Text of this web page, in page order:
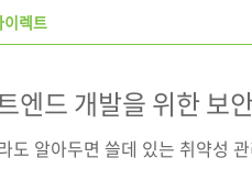
이렉트
엔드 개발을 위한 보
도 알아두면 쓸데 있는 취약성